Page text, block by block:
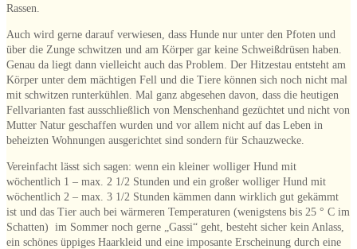
Rassen.
Auch wird gerne darauf verwiesen, dass Hunde nur unter den Pfoten und
über die Zunge schwitzen und am Körper gar keine Schweißdrüsen haben.
Genau da liegt dann vielleicht auch das Problem. Der Hitzestau entsteht am
Körper unter dem mächtigen Fell und die Tiere können sich noch nicht mal
mit schwitzen runterkühlen. Mal ganz abgesehen davon, dass die heutigen
Fellvarianten fast ausschließlich von Menschenhand gezüchtet und nicht von
Mutter Natur geschaffen wurden und vor allem nicht auf das Leben in
beheizten Wohnungen ausgerichtet sind sondern für Schauzwecke.
Vereinfacht lässt sich sagen: wenn ein kleiner wolliger Hund mit
wöchentlich 1 – max. 2 1/2 Stunden und ein großer wolliger Hund mit
wöchentlich 2 – max. 3 1/2 Stunden kämmen dann wirklich gut gekämmt
ist und das Tier auch bei wärmeren Temperaturen (wenigstens bis 25 ° C im
Schatten) im Sommer noch gerne „Gassi“ geht, besteht sicher kein Anlass,
ein schönes üppiges Haarkleid und eine imposante Erscheinung durch eine